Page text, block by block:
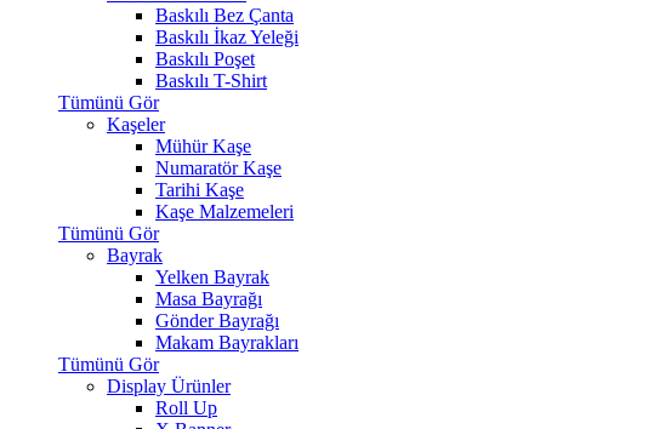
Baskılı Bez Çanta
Baskılı İkaz Yeleği
Baskılı Poşet
Baskılı T-Shirt
Tümünü Gör
Kaşeler
Mühür Kaşe
Numaratör Kaşe
Tarihi Kaşe
Kaşe Malzemeleri
Tümünü Gör
Bayrak
Yelken Bayrak
Masa Bayrağı
Gönder Bayrağı
Makam Bayrakları
Tümünü Gör
Display Ürünler
Roll Up